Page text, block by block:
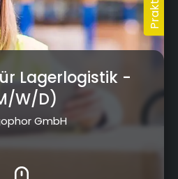
Lagerlogistik-
W/D)
GmbH